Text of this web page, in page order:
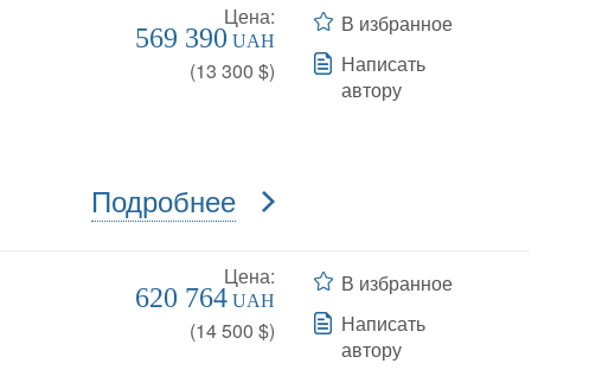
Цена:
569 390 UAH
(13 300 $)
Подробнее
В избранное
Написать
автору
Цена:
620 764UAH
(14 500 $)
В избранное
Написать
автору